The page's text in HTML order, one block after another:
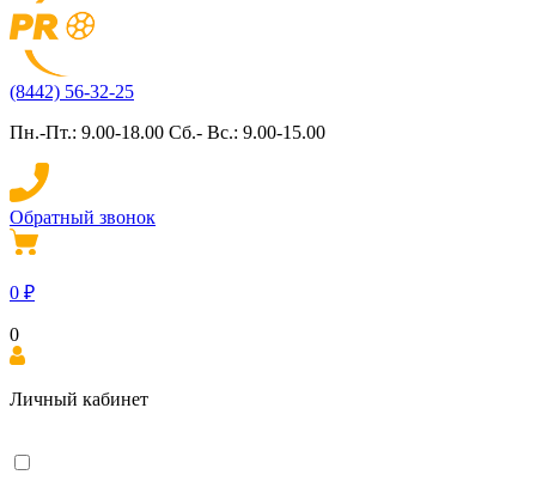
(8442) 56-32-25
Пн.-Пт.: 9.00-18.00 Сб.- Вс.: 9.00-15.00
Обратный звонок
0 ₽
0
Личный кабинет